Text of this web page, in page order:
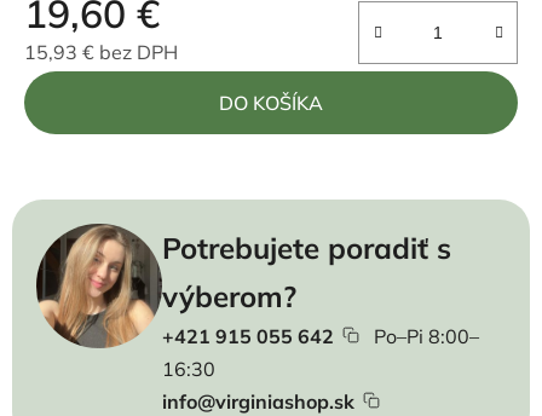
19,60 €
15,93 € bez DPH
Jednotková cena:
DO KOŠÍKA
Potrebujete poradiť s
výberom?
+421 915 055 642
Po–Pi 8:00–
16:30
info@virginiashop.sk